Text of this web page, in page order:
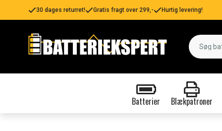
30 dages returret! Gratis fragt over 299,- Hurtig levering!
Batterier Blækpatroner